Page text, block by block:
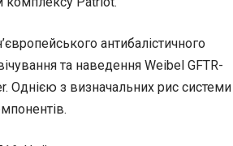
антибалістичного
та наведення Weibel GFTR-
Однією з визначальних рис системи